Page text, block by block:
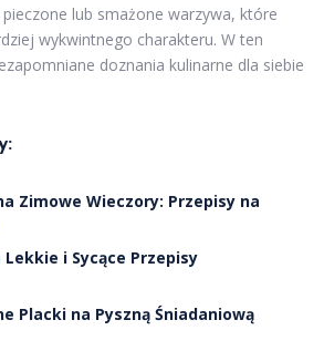
lub smażone warzywa, które
wykwintnego charakteru. W ten
doznania kulinarne dla siebie
Zimowe Wieczory: Przepisy na
Lekkie i Sycące Przepisy
Placki na Pyszną Śniadaniową